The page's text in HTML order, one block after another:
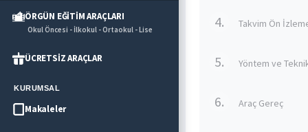
ÖRGÜN EĞİTİM ARAÇLARI
Okul Öncesi - İlkokul - Ortaokul - Lise
ÜCRETSİZ ARAÇLAR
KURUMSAL
Makaleler
4. Takvim Ön
5. Yöntem ve
6. Araç Gereç